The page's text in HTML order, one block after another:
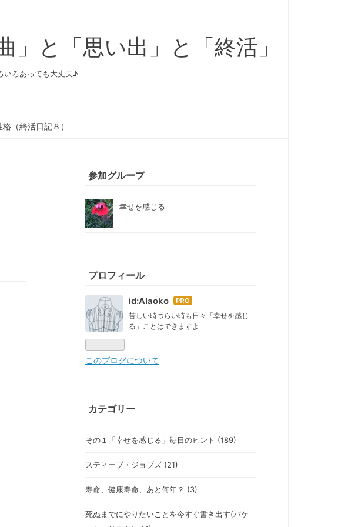
と「思い出」と「終活」
いろあっても大丈夫♪
（終活日記８）
参加グループ
幸せを感じる
プロフィール
id:AIaoko はて
なブ
ログ
苦しい時つらい時も日々「幸せを感じ
る」ことはできますよ
このブログについて
カテゴリー
その１「幸せを感じる」毎日のヒント (189)
スティーブ・ジョブズ (21)
寿命、健康寿命、あと何年？ (3)
死ぬまでにやりたいことを今すぐ書き出す(バケ